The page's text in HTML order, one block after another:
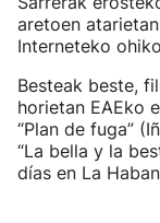
aretoen
Interneteko
Besteak beste,
horietan EAEko
“Plan de fuga”
“La bella y la
días en La